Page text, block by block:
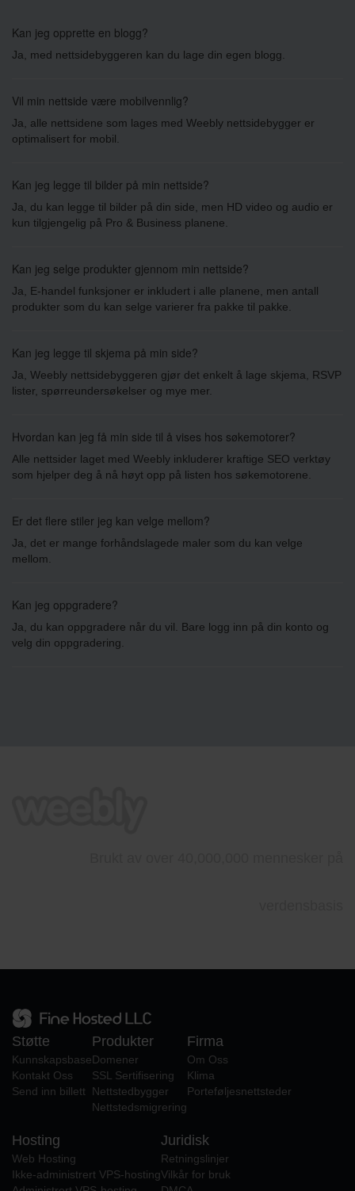
Kan jeg opprette en blogg?
Ja, med nettsidebyggeren kan du lage din egen blogg.
Vil min nettside være mobilvennlig?
Ja, alle nettsidene som lages med Weebly nettsidebygger er
optimalisert for mobil.
Kan jeg legge til bilder på min nettside?
Ja, du kan legge til bilder på din side, men HD video og audio er
kun tilgjengelig på Pro & Business planene.
Kan jeg selge produkter gjennom min nettside?
Ja, E-handel funksjoner er inkludert i alle planene, men antall
produkter som du kan selge varierer fra pakke til pakke.
Kan jeg legge til skjema på min side?
Ja, Weebly nettsidebyggeren gjør det enkelt å lage skjema, RSVP
lister, spørreundersøkelser og mye mer.
Hvordan kan jeg få min side til å vises hos søkemotorer?
Alle nettsider laget med Weebly inkluderer kraftige SEO verktøy
som hjelper deg å nå høyt opp på listen hos søkemotorene.
Er det flere stiler jeg kan velge mellom?
Ja, det er mange forhåndslagede maler som du kan velge
mellom.
Kan jeg oppgradere?
Ja, du kan oppgradere når du vil. Bare logg inn på din konto og
velg din oppgradering.
Støtte
Kunnskapsbase
Kontakt Oss
Send inn billett
Produkter
Domener
SSL Sertifisering
Nettstedbygger
Nettstedsmigrering
Firma
Om Oss
Klima
Porteføljesnettsteder
Hosting
Web Hosting
Ikke-administrert VPS-hosting
Juridisk
Retningslinjer
Vilkår for bruk